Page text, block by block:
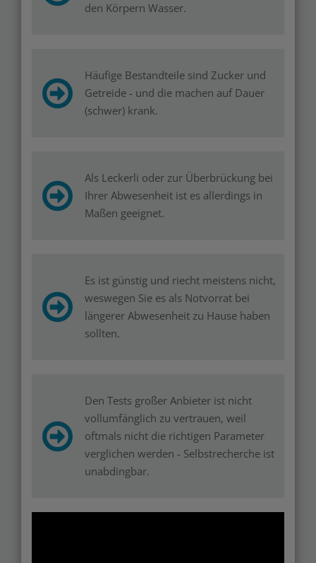
den Körpern Wasser.
Häufige Bestandteile sind Zucker und
Getreide - und die machen auf Dauer
(schwer) krank.
Als Leckerli oder zur Überbrückung bei
Ihrer Abwesenheit ist es allerdings in
Maßen geeignet.
Es ist günstig und riecht meistens nicht,
weswegen Sie es als Notvorrat bei
längerer Abwesenheit zu Hause haben
sollten.
Den Tests großer Anbieter ist nicht
vollumfänglich zu vertrauen, weil
oftmals nicht die richtigen Parameter
verglichen werden - Selbstrecherche ist
unabdingbar.